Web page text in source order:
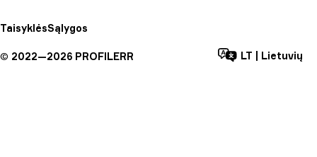
TaisyklėsSąlygos
© 2022—2026 PROFILERR LT Lietuvių